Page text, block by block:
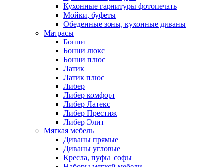
Кухонные гарнитуры фотопечать
Мойки, буфеты
Обеденные зоны, кухонные диваны
Матрасы
Бонни
Бонни люкс
Бонни плюс
Латик
Латик плюс
Либер
Либер комфорт
Либер Латекс
Либер Престиж
Либер Элит
Мягкая мебель
Диваны прямые
Диваны угловые
Кресла, пуфы, софы